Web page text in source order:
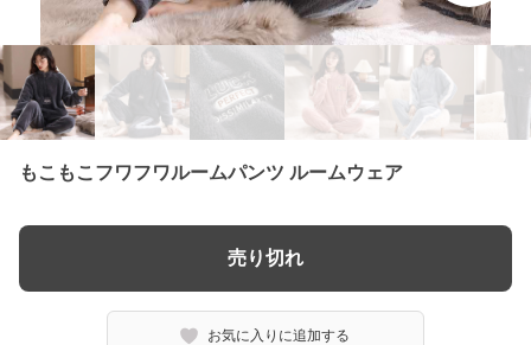
もこもこフワフワルームパンツ ルームウェア
売り切れ
お気に入りに追加する